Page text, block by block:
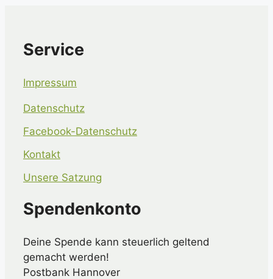
Service
Impressum
Datenschutz
Facebook-Datenschutz
Kontakt
Unsere Satzung
Spendenkonto
Deine Spende kann steuerlich geltend
gemacht werden!
Postbank Hannover